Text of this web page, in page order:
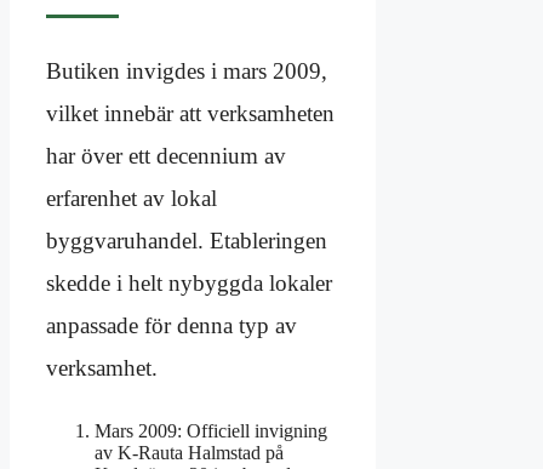
Butiken invigdes i mars 2009,
vilket innebär att verksamheten
har över ett decennium av
erfarenhet av lokal
byggvaruhandel. Etableringen
skedde i helt nybyggda lokaler
anpassade för denna typ av
verksamhet.
Mars 2009: Officiell invigning
av K-Rauta Halmstad på